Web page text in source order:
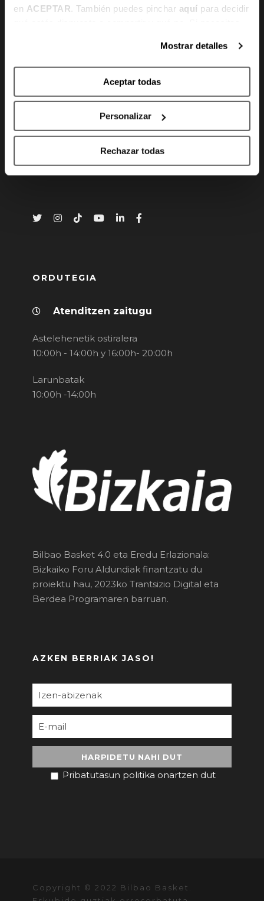
en ACEPTAR. También puedes pinchar aquí para decidir
Mostrar detalles
Aceptar todas
Personalizar
Rechazar todas
Gran Vía 80 - 48011 Bilbao, Bizkaia
(+34) 944 70 06 78
ORDUTEGIA
Atenditzen zaitugu
Astelehenetik ostiralera
10:00h - 14:00h y 16:00h- 20:00h
Larunbatak
10:00h -14:00h
Bilbao Basket 4.0 eta Eredu Erlazionala:
Bizkaiko Foru Aldundiak finantzatu du
proiektu hau, 2023ko Trantsizio Digital eta
Berdea Programaren barruan.
AZKEN BERRIAK JASO!
Pribatutasun politika onartzen dut
Copyright © 2022 Bilbao Basket.